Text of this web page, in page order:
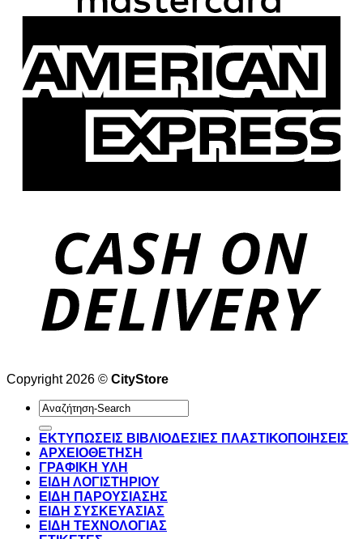
Copyright 2026 © CityStore
Αναζήτηση
για:
ΕΚΤΥΠΩΣΕΙΣ ΒΙΒΛΙΟΔΕΣΙΕΣ ΠΛΑΣΤΙΚΟΠΟΙΗΣΕΙΣ
ΑΡΧΕΙΟΘΕΤΗΣΗ
ΓΡΑΦΙΚΗ ΥΛΗ
ΕΙΔΗ ΛΟΓΙΣΤΗΡΙΟΥ
ΕΙΔΗ ΠΑΡΟΥΣΙΑΣΗΣ
ΕΙΔΗ ΣΥΣΚΕΥΑΣΙΑΣ
ΕΙΔΗ ΤΕΧΝΟΛΟΓΙΑΣ